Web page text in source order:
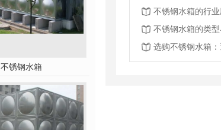
不锈钢水箱
不锈钢水箱的行
不锈钢水箱的类
选购不锈钢水箱